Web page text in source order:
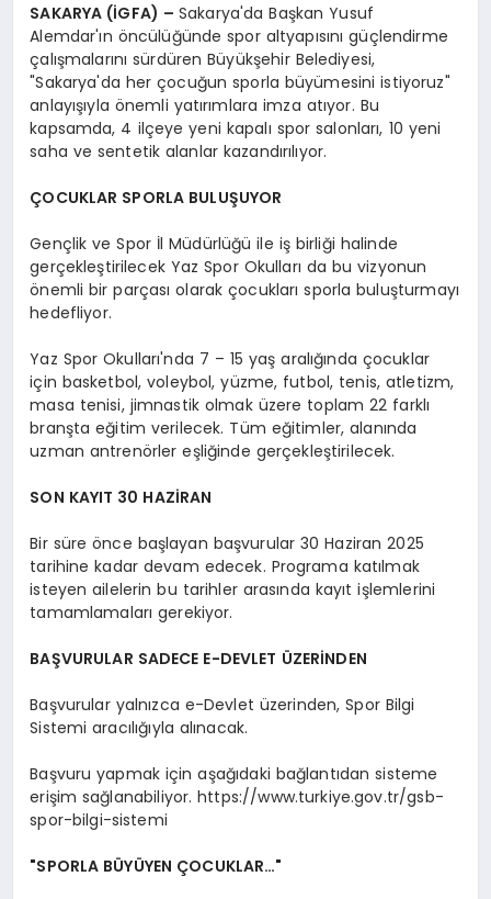
SAKARYA (İGFA) –Sakarya'da Başkan Yusuf
Alemdar'ın öncülüğünde spor altyapısını güçlendirme
çalışmalarını sürdüren Büyükşehir Belediyesi,
"Sakarya'da her çocuğun sporla büyümesini istiyoruz"
anlayışıyla önemli yatırımlara imza atıyor. Bu
kapsamda, 4 ilçeye yeni kapalı spor salonları, 10 yeni
saha ve sentetik alanlar kazandırılıyor.
ÇOCUKLAR SPORLA BULUŞUYOR
Gençlik ve Spor İl Müdürlüğü ile iş birliği halinde
gerçekleştirilecek Yaz Spor Okulları da bu vizyonun
önemli bir parçası olarak çocukları sporla buluşturmayı
hedefliyor.
Yaz Spor Okulları'nda 7 – 15 yaş aralığında çocuklar
için basketbol, voleybol, yüzme, futbol, tenis, atletizm,
masa tenisi, jimnastik olmak üzere toplam 22 farklı
branşta eğitim verilecek. Tüm eğitimler, alanında
uzman antrenörler eşliğinde gerçekleştirilecek.
SON KAYIT 30 HAZİRAN
Bir süre önce başlayan başvurular 30 Haziran 2025
tarihine kadar devam edecek. Programa katılmak
isteyen ailelerin bu tarihler arasında kayıt işlemlerini
tamamlamaları gerekiyor.
BAŞVURULAR SADECE E-DEVLET ÜZERİNDEN
Başvurular yalnızca e-Devlet üzerinden, Spor Bilgi
Sistemi aracılığıyla alınacak.
Başvuru yapmak için aşağıdaki bağlantıdan sisteme
erişim sağlanabiliyor. https://www.turkiye.gov.tr/gsb-
spor-bilgi-sistemi
"SPORLA BÜYÜYEN ÇOCUKLAR…"